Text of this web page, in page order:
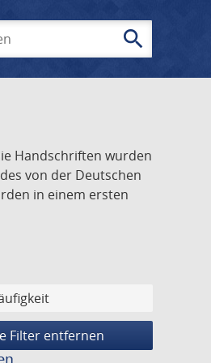
search
Handschriften wurden
von der Deutschen
in einem ersten
Filter entfernen